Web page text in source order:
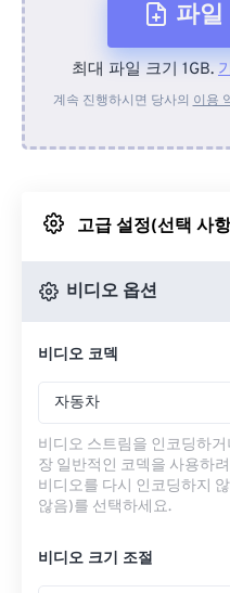
파일
장치
Google
최대 파일 크기 1GB.
계속 진행하시면 당사의 이용
고급 설정(선택 사
비디오 옵션
비디오 코덱
자동차
비디오 스트림을 인코딩하
장 일반적인 코덱을 사용하
비디오를 다시 인코딩하지
않음)를 선택하세요.
비디오 크기 조절